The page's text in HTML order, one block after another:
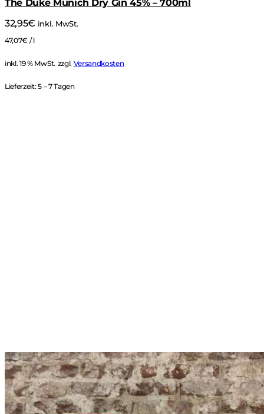
The Duke Munich Dry Gin 45% – 700ml
32,95€ inkl. MwSt.
47,07€ /l
inkl. 19 % MwSt. zzgl. Versandkosten
Lieferzeit:5 – 7 Tagen